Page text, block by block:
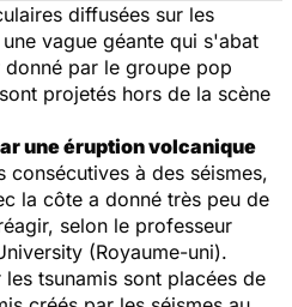
diffusées sur les
vague géante qui s'abat
par le groupe pop
projetés hors de la scène
une éruption volcanique
consécutives à des séismes,
la côte a donné très peu de
selon le professeur
(Royaume-uni).
tsunamis sont placées de